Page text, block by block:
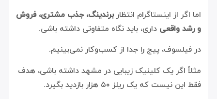
اما اگر از اینستاگرام انتظاربرندینگ، جذب مشتری، فروش
و رشد واقعی داری، باید نگاه متفاوتی داشته باشی.
در فیلسوف، پیج را جدا از کسب‌وکار نمی‌بینیم.
مثلاً اگر یک کلینیک زیبایی در مشهد داشته باشی، هدف
فقط این نیست که یک ریلز ۵۰ هزار بازدید بگیرد.